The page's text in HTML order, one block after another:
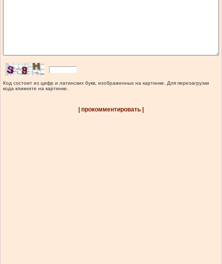
Код состоит из цифр и латинских букв, изображенных на картинке. Для перезагрузки
кода кликните на картинке.
| прокомментировать |